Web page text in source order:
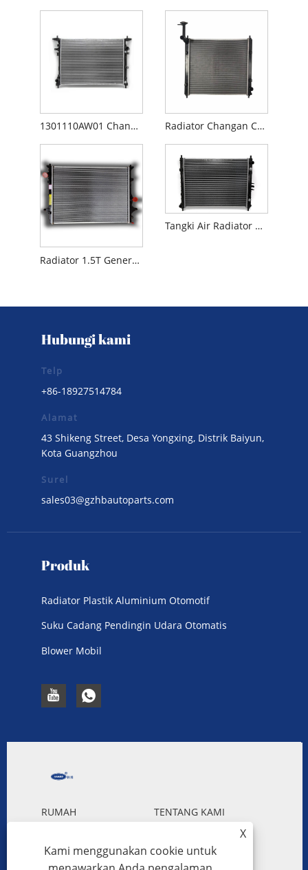
1301110AW01 Changan CS55 Radiator Radiator Changan CX70 R103117-0700
Radiator 1.5T Generasi Kedua Changan CS55PLUS
Tangki Air Radiator Changan Automobile Changan CS15
Hubungi kami
Telp
+86-18927514784
Alamat
43 Shikeng Street, Desa Yongxing, Distrik Baiyun,
Kota Guangzhou
Surel
sales03@gzhbautoparts.com
Produk
Radiator Plastik Aluminium Otomotif
Suku Cadang Pendingin Udara Otomatis
Blower Mobil
RUMAH
TENTANG KAMI
MENGIRIMKAN
X
Kami menggunakan cookie untuk